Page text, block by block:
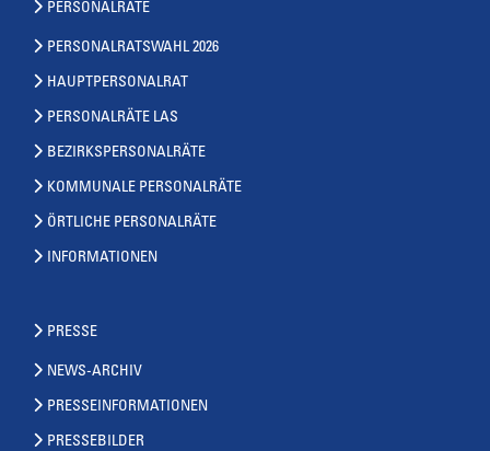
PERSONALRÄTE
PERSONALRATSWAHL 2026
HAUPTPERSONALRAT
PERSONALRÄTE LAS
BEZIRKSPERSONALRÄTE
KOMMUNALE PERSONALRÄTE
ÖRTLICHE PERSONALRÄTE
INFORMATIONEN
PRESSE
NEWS-ARCHIV
PRESSEINFORMATIONEN
PRESSEBILDER